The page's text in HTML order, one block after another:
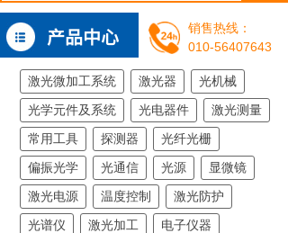
产品中心
销售热线：
010-56407643
激光微加工系统 激光器
光机械
光学元件及系统
光电器件
激光测量
常用工具
探测器
光纤光栅
偏振光学
光通信 光源
显微镜
激光电源
温度控制
激光防护
光谱仪
激光加工
电子仪器